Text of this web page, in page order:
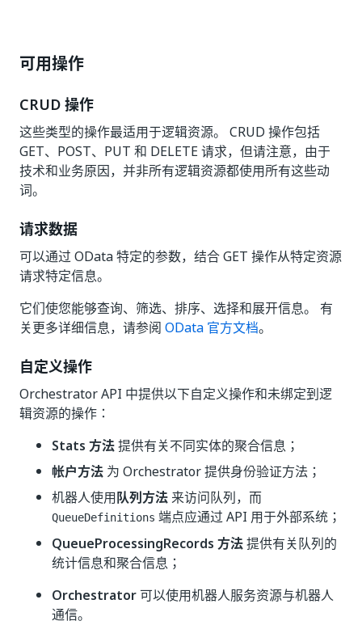
可用操作
CRUD 操作
这些类型的操作最适用于逻辑资源。 CRUD 操作包括
GET、POST、PUT 和 DELETE 请求，但请注意，由于
技术和业务原因，并非所有逻辑资源都使用所有这些动
词。
请求数据
可以通过 OData 特定的参数，结合 GET 操作从特定资源
请求特定信息。
它们使您能够查询、筛选、排序、选择和展开信息。 有
关更多详细信息，请参阅 OData 官方文档。
自定义操作
Orchestrator API 中提供以下自定义操作和未绑定到逻
辑资源的操作：
Stats 方法提供有关不同实体的聚合信息；
帐户方法 为 Orchestrator 提供身份验证方法；
机器人使用队列方法 来访问队列，而
QueueDefinitions 端点应通过 API 用于外部系统；
QueueProcessingRecords 方法提供有关队列的
统计信息和聚合信息；
Orchestrator 可以使用机器人服务资源与机器人
通信。